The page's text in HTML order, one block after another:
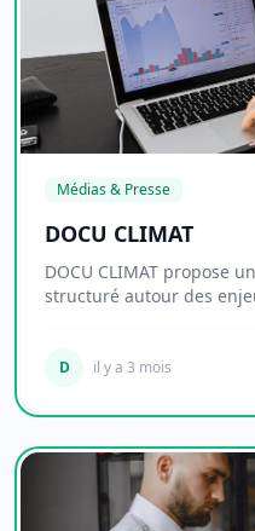
Médias & Presse
DOCU CLIMAT
DOCU CLIMAT propose
structuré autour des
D il y a 3 mois